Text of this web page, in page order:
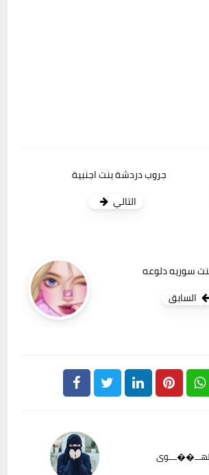
جروب دردشة بنت اجنبية
التالي
السابق